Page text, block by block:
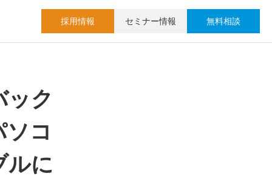
採用情報 セミナー情報 無料相談
ク
コ
ルに